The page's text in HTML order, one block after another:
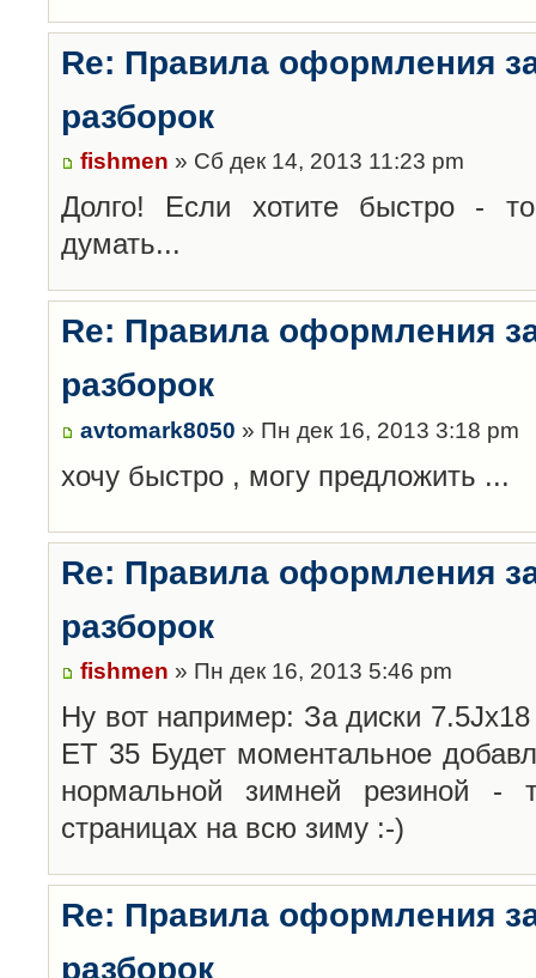
Re: Правила оформления
разборок
fishmen » Сб дек 14, 2013 11:23 pm
Долго! Если хотите быстро -
думать...
Re: Правила оформления
разборок
avtomark8050 » Пн дек 16, 2013 3:18 pm
хочу быстро , могу предложить ...
Re: Правила оформления
разборок
fishmen » Пн дек 16, 2013 5:46 pm
Ну вот например: За диски
ET 35 Будет моментальное
нормальной зимней резиной
страницах на всю зиму :-)
Re: Правила оформления
разборок